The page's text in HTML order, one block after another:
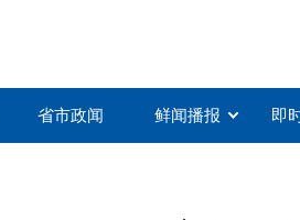
省市政闻 鲜闻播报 即